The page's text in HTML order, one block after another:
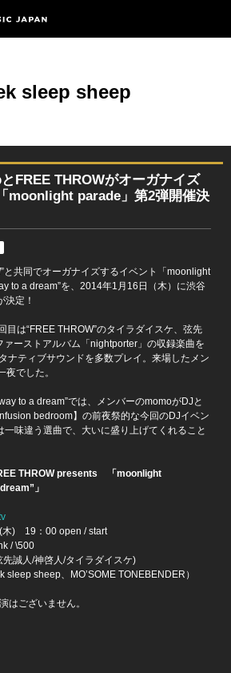
sleep sheep
FREE THROWがオーガナイズ
moonlight parade」第2弾開催決
と共同でオーガナイズするイベント「moonlight
to a dream”を、2014年1月16日（木）に渋谷
決定！
目は“FREE THROW”のタイラダイスケ、弦先
ーストアルバム「nightporter」の収録楽曲を
ナティブサウンドを多数プレイ。来場したメン
でした。
to a dream”では、メンバーのmomoがDJと
bedroom】の前夜祭的な今回のDJイベン
一味違う選曲で、大いに盛り上げてくれること
THROW presents 「moonlight
」
(木) 19：00 open / start
/ \500
先誠人/神啓人/タイラダイスケ)
sleep sheep、MO’SOME TONEBENDER）
ございません。